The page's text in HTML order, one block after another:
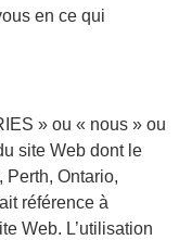
en ce qui
» ou « nous » ou
site Web dont le
Perth, Ontario,
référence à
Web. L’utilisation